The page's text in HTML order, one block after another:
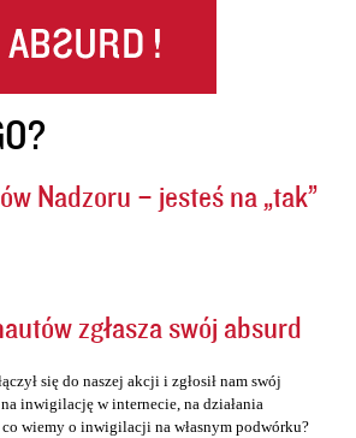
Nadzoru – jesteś na „tak”
zgłasza swój absurd
się do naszej akcji i zgłosił nam swój
inwigilację w internecie, na działania
co wiemy o inwigilacji na własnym podwórku?